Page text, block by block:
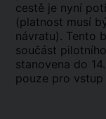
cestě je nyní
(platnost musí
návratu). Tento
součást
stanovena do
pouze pro